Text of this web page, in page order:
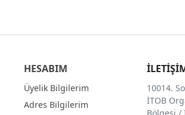
HESABIM
Üyelik Bilgilerim
Adres Bilgilerim
10014.
İTOB
Bölgesi /